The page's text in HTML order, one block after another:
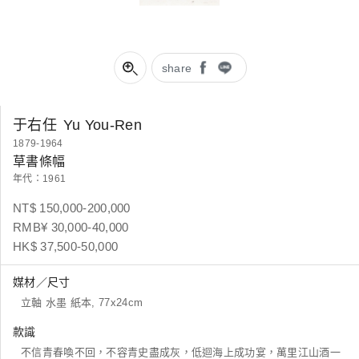
share
于右任 Yu You-Ren
1879-1964
草書條幅
年代：1961
NT$ 150,000-200,000
RMB¥ 30,000-40,000
HK$ 37,500-50,000
媒材／尺寸
立軸 水墨 紙本, 77x24cm
款識
不信青春喚不回，不容青史盡成灰，低迴海上成功宴，萬里江山酒一